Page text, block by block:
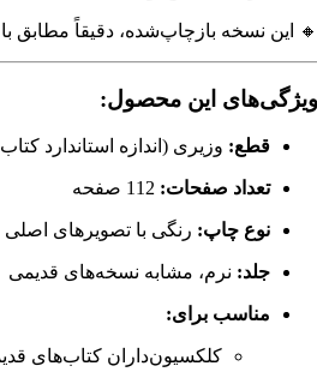
🔸 این نسخه بازچاپ‌شده، دقیقاً
ویژگی‌های این محصول:
قطع: وزیری (اندازه استاندارد
تعداد صفحات:
نوع چاپ: رنگی با تصویرهای اصلی
جلد: نرم، مشابه نسخه‌های قدیمی
مناسب برای:
کلکسیون‌داران کتاب‌های